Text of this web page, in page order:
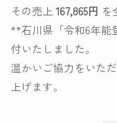
その売上167,865円 を
**石川県「令和6年能
付いたしました。
温かいご協力をいた
上げます。